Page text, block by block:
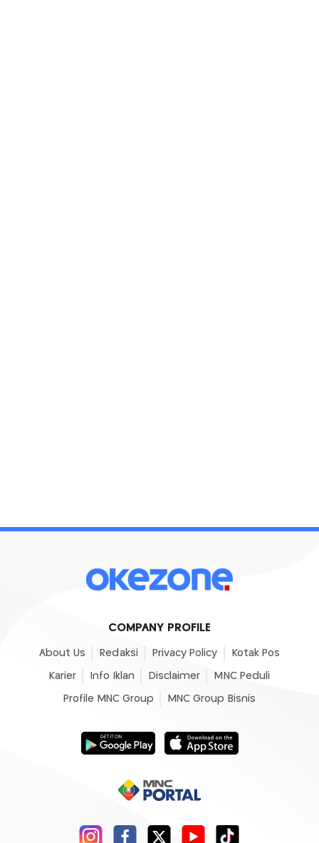
COMPANY PROFILE
About Us Redaksi Privacy Policy Kotak Pos
Karier Info Iklan Disclaimer MNC Peduli
Profile MNC Group MNC Group Bisnis